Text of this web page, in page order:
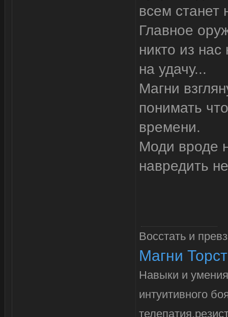
всем станет
Главное
никто из
на удачу...
Магни
понимать
времени.
Моди вроде
навредить
Восстать и
Магни
Навыки и
интуитивного